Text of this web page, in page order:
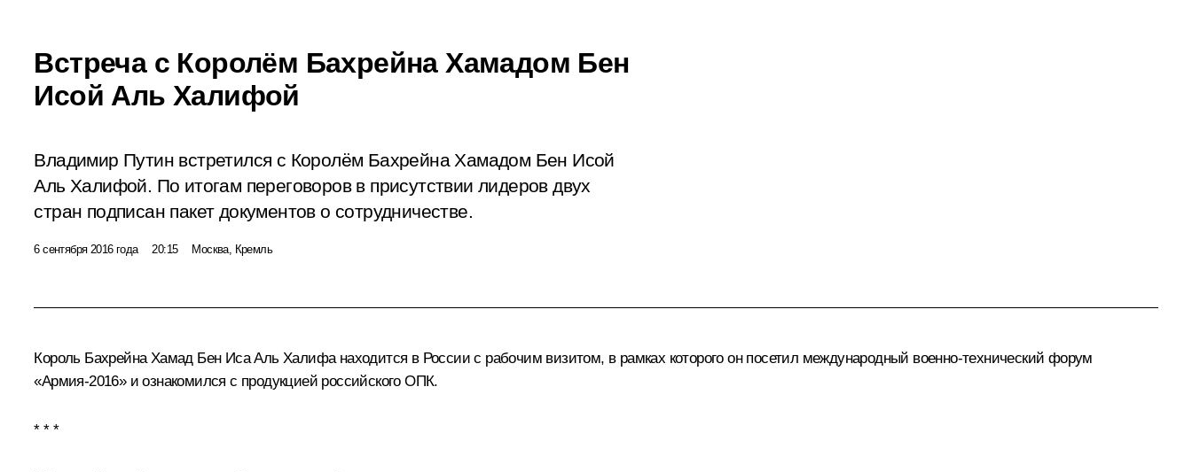
Встреча с Королём Бахрейна Хамадом Бен
Исой Аль Халифой
Владимир Путин встретился с Королём Бахрейна Хамадом Бен Исой
Аль Халифой. По итогам переговоров в присутствии лидеров двух
стран подписан пакет документов о сотрудничестве.
6 сентября 2016 года 20:15 Москва, Кремль
Король Бахрейна Хамад Бен Иса Аль Халифанаходится в России с рабочим визитом, в рамках которого он посетил международный военно-технический форум
«Армия-2016» и ознакомился с продукцией российского ОПК.
* * *